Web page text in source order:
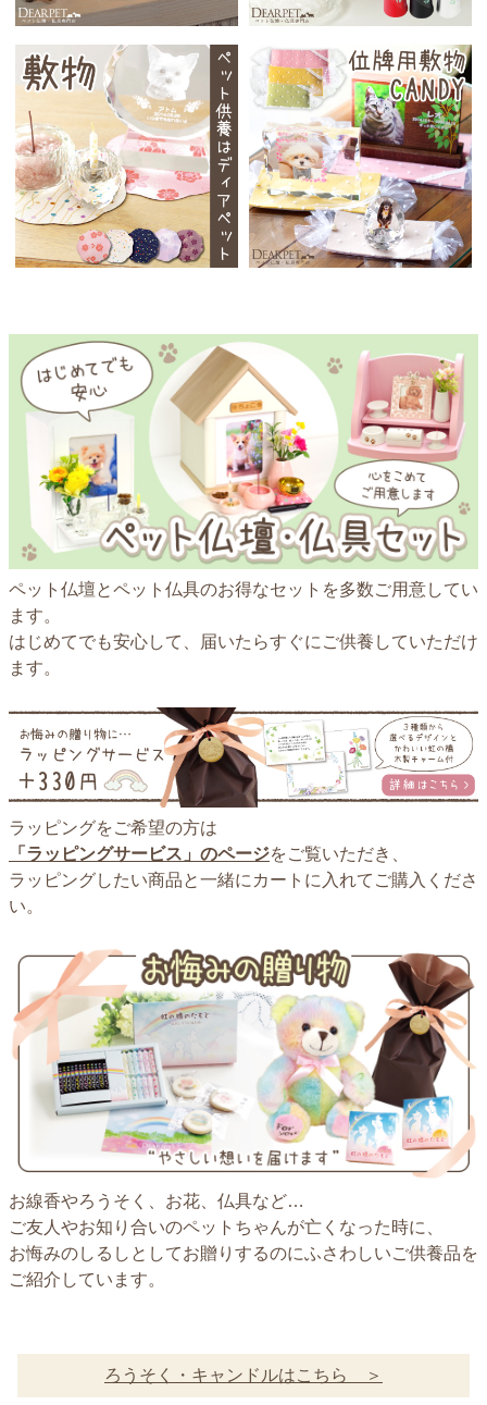
ペット仏壇とペット仏具のお得なセットを多数ご用意してい
ます。
はじめてでも安心して、届いたらすぐにご供養していただけ
ます。
ラッピングをご希望の方は
「ラッピングサービス」のページをご覧いただき、
ラッピングしたい商品と一緒にカートに入れてご購入くださ
い。
お線香やろうそく、お花、仏具など…
ご友人やお知り合いのペットちゃんが亡くなった時に、
お悔みのしるしとしてお贈りするのにふさわしいご供養品を
ご紹介しています。
ろうそく・キャンドルはこちら ＞